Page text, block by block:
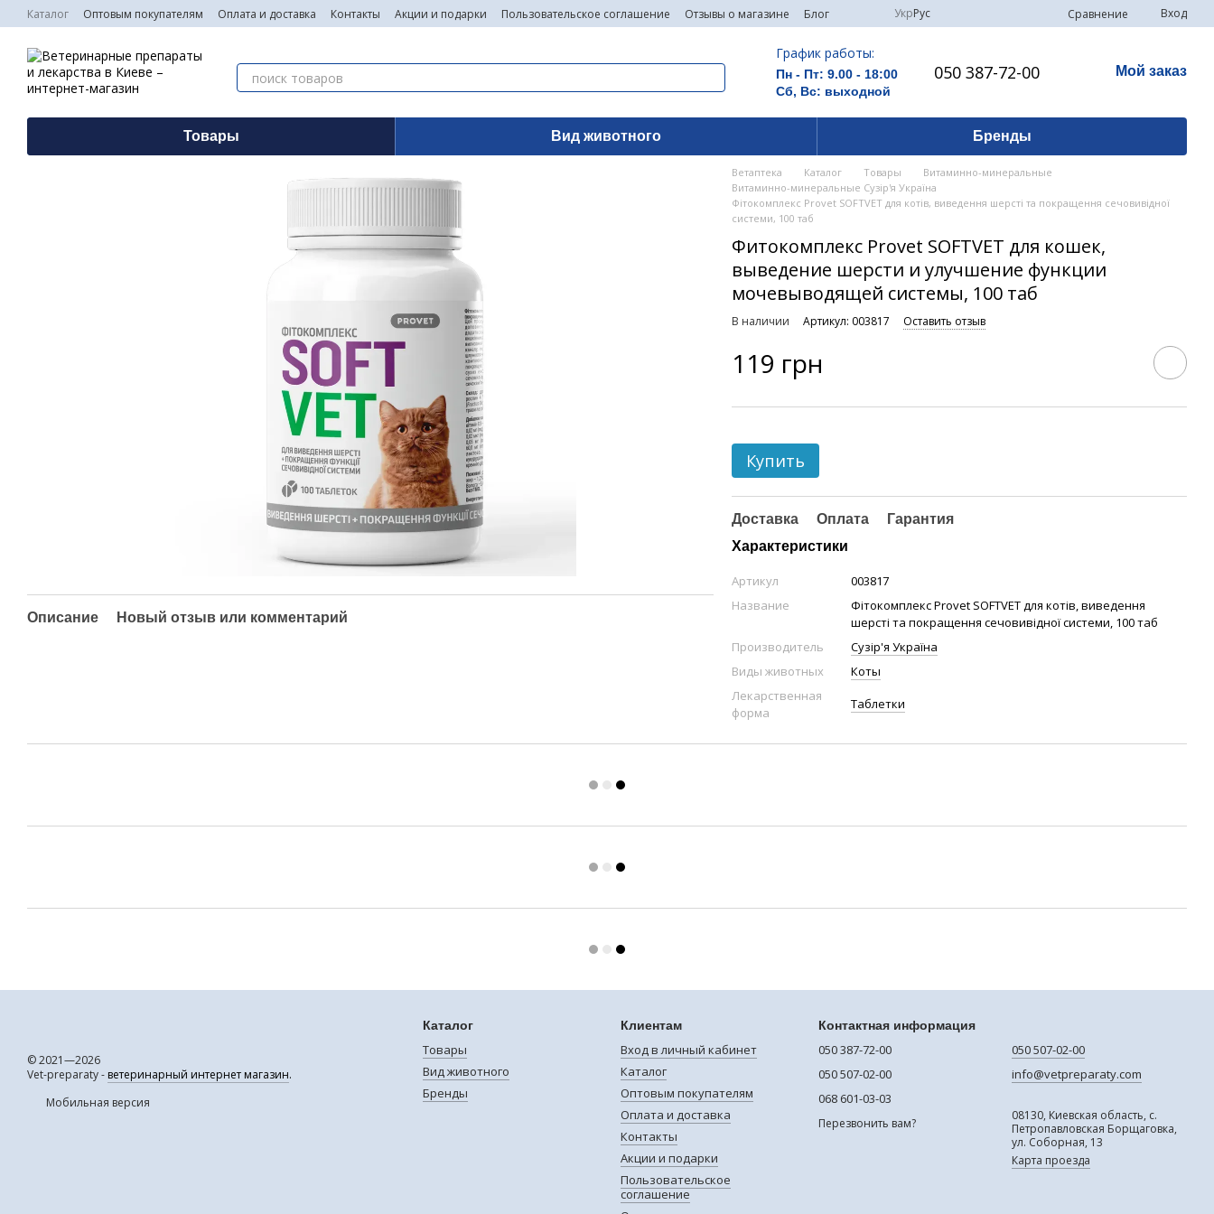
Перейти к основному контенту
Каталог Оптовым покупателям Оплата и доставка Контакты Акции и подарки Пользовательское соглашение Отзывы о магазине Блог УкрРус Сравнение Вход
График работы:
Пн - Пт: 9.00 - 18:00
Сб, Вс: выходной
050 387-72-00 Мой заказ
Товары Вид животного Бренды
Описание Новый отзыв или комментарий
Ветаптека Каталог Товары
Витаминно-минеральные
Витаминно-минеральные Сузір'я Україна
Фітокомплекс Provet SOFTVET для котів, виведення шерсті та покращення сечовивідної
системи, 100 таб
Фитокомплекс Provet SOFTVET для кошек,
выведение шерсти и улучшение функции
мочевыводящей системы, 100 таб
В наличии Артикул: 003817 Оставить отзыв
119 грн
Купить
Доставка Оплата
Гарантия
Характеристики
Артикул
003817
Название
Фітокомплекс Provet SOFTVET для котів, виведення
шерсті та покращення сечовивідної системи, 100 таб
Производитель
Сузір'я Україна
Виды животных
Коты
Лекарственная
форма
Таблетки
© 2021—2026
Vet-preparaty - ветеринарный интернет магазин.
Мобильная версия
Каталог
Товары
Вид животного
Бренды
Клиентам
Вход в личный кабинет
Каталог
Оптовым покупателям
Оплата и доставка
Контакты
Акции и подарки
Пользовательское
соглашение
Контактная информация
050 387-72-00
050 507-02-00
068 601-03-03
Перезвонить вам?
050 507-02-00
info@vetpreparaty.com
08130, Киевская область, с.
Петропавловская Борщаговка,
ул. Соборная, 13
Карта проезда